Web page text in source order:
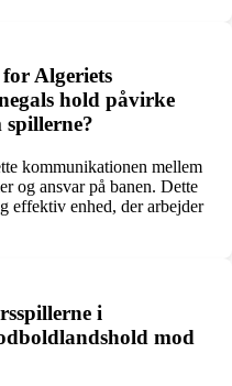
Algeriets
hold påvirke
kommunikationen mellem
og ansvar på banen. Dette
effektiv enhed, der arbejder
i
mod